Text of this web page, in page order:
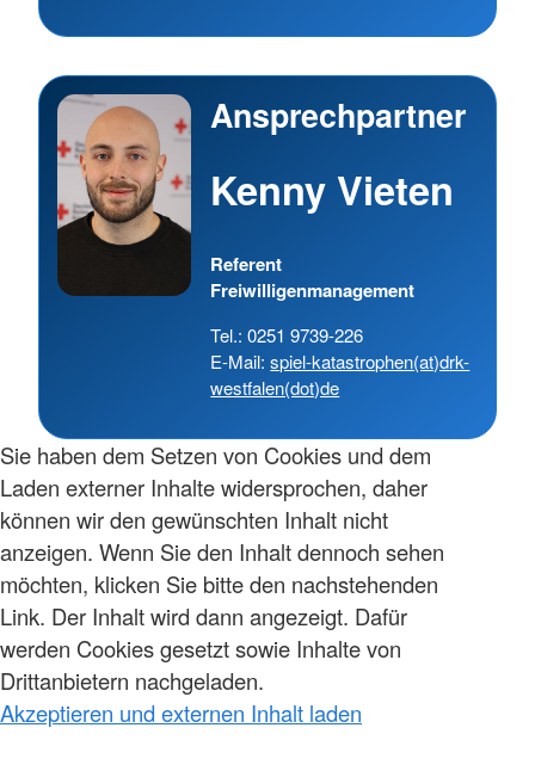
Ansprechpartner
Kenny Vieten
Referent
Freiwilligenmanagement
Tel.: 0251 9739-226
E-Mail:spiel-katastrophen(at)drk-
westfalen(dot)de
Sie haben dem Setzen von Cookies und dem
Laden externer Inhalte widersprochen, daher
können wir den gewünschten Inhalt nicht
anzeigen. Wenn Sie den Inhalt dennoch sehen
möchten, klicken Sie bitte den nachstehenden
Link. Der Inhalt wird dann angezeigt. Dafür
werden Cookies gesetzt sowie Inhalte von
Drittanbietern nachgeladen.
Akzeptieren und externen Inhalt laden